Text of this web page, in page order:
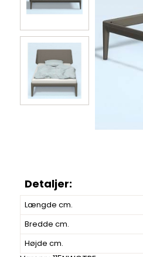
Længde cm.
Bredde cm.
Højde cm.